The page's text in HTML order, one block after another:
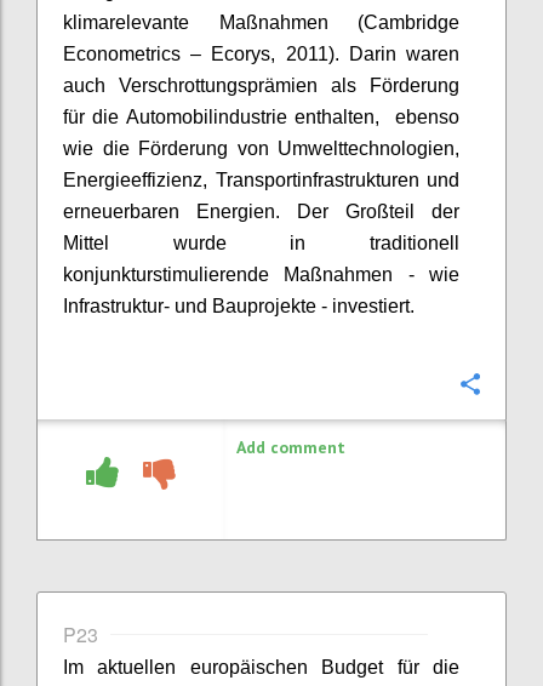
klimarelevante Maßnahmen (Cambridge
Econometrics – Ecorys, 2011). Darin waren
auch Verschrottungsprämien als Förderung
für die Automobilindustrie enthalten,
ebenso
wie die Förderung von Umwelttechnologien,
Energieeffizienz, Transportinfrastrukturen und
erneuerbaren Energien. Der Großteil der
Mittel wurde in traditionell
konjunkturstimulierende Maßnahmen - wie
Infrastruktur- und Bauprojekte - investiert.
Add comment
P23
Im aktuellen europäischen Budget für die